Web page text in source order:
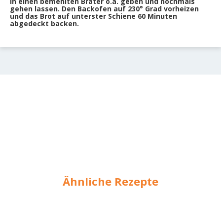
gehen lassen. Den Backofen auf 230° Grad vorheizen
und das Brot auf unterster Schiene 60 Minuten
abgedeckt backen.
Ähnliche Rezepte